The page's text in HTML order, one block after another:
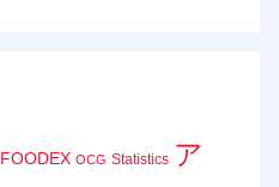
FOODEX OCG Statistics ア